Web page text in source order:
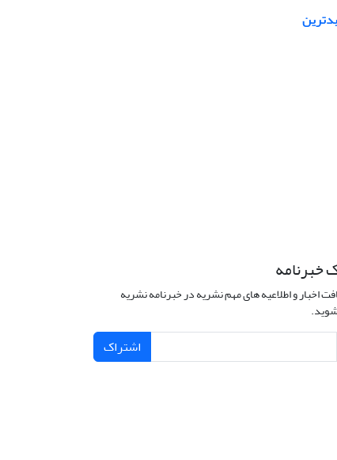
خبرنامه
اخبار و اطلاعیه های مهم نشریه در خبرنامه نشریه
اشتراک